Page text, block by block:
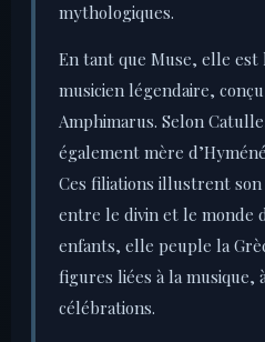
mythologiques.
En tant que Muse, elle est
musicien légendaire,
Amphimarus. Selon
également mère
Ces filiations illustrent
entre le divin et le monde
enfants, elle peuple la
figures liées à la musique,
célébrations.